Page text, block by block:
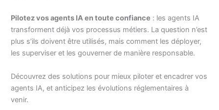
Pilotez vos agents IA en toute confiance : les agents IA
transforment déjà vos processus métiers. La question n’est
plus s’ils doivent être utilisés, mais comment les déployer,
les superviser et les gouverner de manière responsable.
Découvrez des solutions pour mieux piloter et encadrer vos
agents IA, et anticipez les évolutions réglementaires à
venir.